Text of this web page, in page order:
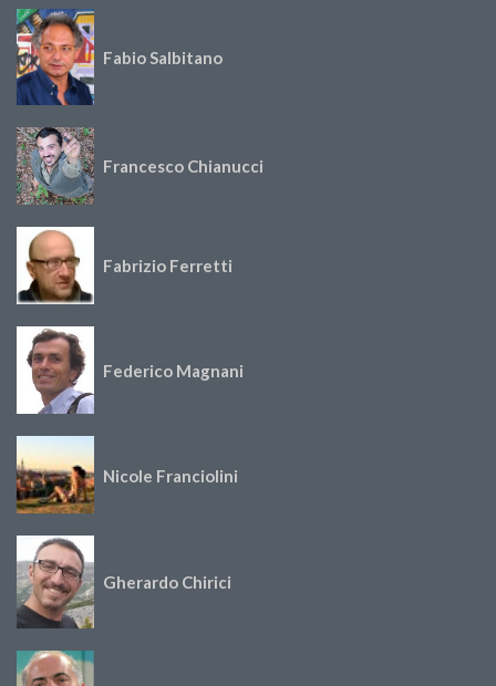
Fabio Salbitano
Francesco Chianucci
Fabrizio Ferretti
Federico Magnani
Nicole Franciolini
Gherardo Chirici